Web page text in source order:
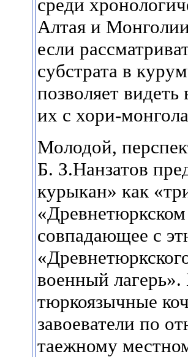
среди
Алтая и
если
субстрата в
позволяет
их с хори-
Молодой,
Б. З.Нанзатов
курыкан» как
совпадающее с
военный лагерь».
тюркоязычные
завоеватели по
таежному